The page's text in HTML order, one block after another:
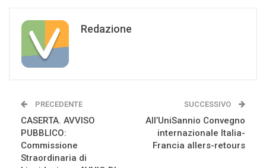
Redazione
PRECEDENTE
CASERTA. AVVISO
PUBBLICO:
Commissione
Straordinaria di
SUCCESSIVO
All’UniSannio Convegno
internazionale Italia-
Francia allers-retours